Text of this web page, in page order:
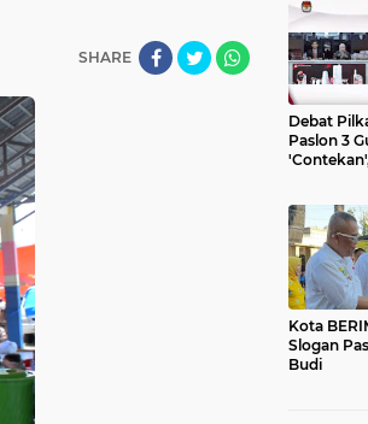
SHARE
Debat
Paslon 3
Kota
Slogan
Budi